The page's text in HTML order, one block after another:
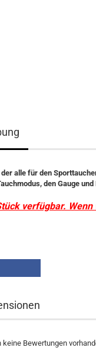
der alle für den
den Gauge
verfügbar. Wenn
keine Bewertungen